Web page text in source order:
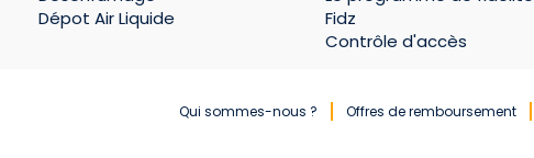
Dépot Air Liquide
Fidz
Contrôle d'accès
Qui sommes-nous ? Offres de remboursement